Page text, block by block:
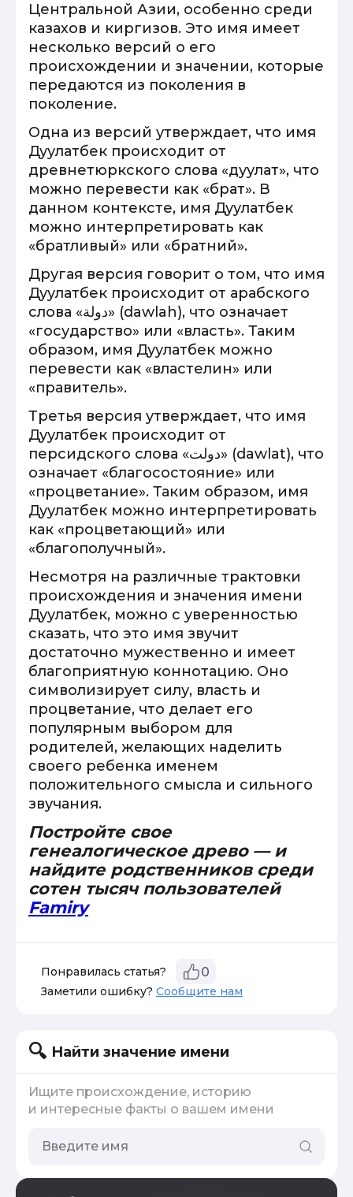
Центральной Азии, особенно среди
казахов и киргизов. Это имя имеет
несколько версий о его
происхождении и значении, которые
передаются из поколения в
поколение.
Одна из версий утверждает, что имя
Дуулатбек происходит от
древнетюркского слова «дуулат», что
можно перевести как «брат». В
данном контексте, имя Дуулатбек
можно интерпретировать как
«братливый» или «братний».
Другая версия говорит о том, что имя
Дуулатбек происходит от арабского
слова «دولة» (dawlah), что означает
«государство» или «власть». Таким
образом, имя Дуулатбек можно
перевести как «властелин» или
«правитель».
Третья версия утверждает, что имя
Дуулатбек происходит от
персидского слова «دولت» (dawlat), что
означает «благосостояние» или
«процветание». Таким образом, имя
Дуулатбек можно интерпретировать
как «процветающий» или
«благополучный».
Несмотря на различные трактовки
происхождения и значения имени
Дуулатбек, можно с уверенностью
сказать, что это имя звучит
достаточно мужественно и имеет
благоприятную коннотацию. Оно
символизирует силу, власть и
процветание, что делает его
популярным выбором для
родителей, желающих наделить
своего ребенка именем
положительного смысла и сильного
звучания.
Постройте свое
генеалогическое древо — и
найдите родственников среди
сотен тысяч пользователей
Famiry
Понравилась статья? 0
Заметили ошибку? Сообщите нам
Найти значение имени
Ищите происхождение, историю
и интересные факты о вашем имени